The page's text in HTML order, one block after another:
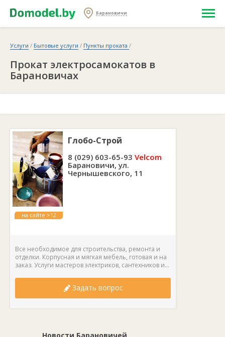
Барановичи
Услуги / Бытовые услуги / Пункты проката /
Прокат электросамокатов в
Барановичах
на сайте >12
Глобо-Строй
8 (029) 603-65-93 Velcom
Барановичи, ул.
Чернышевского, 11
Все необходимое для строительства, ремонта и
отделки. Корпусная и мягкая мебель, готовая и на
заказ. Услуги мастеров электриков, сантехников и...
Задать вопрос